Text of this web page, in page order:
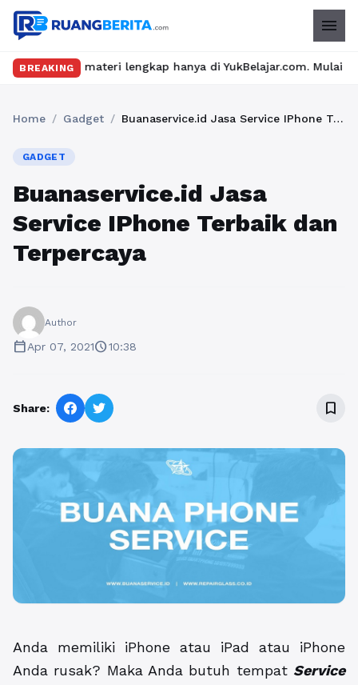
menu
BREAKING
lengkap hanya di YukBelajar.com. Mulai langkah
Home / Gadget / Buanaservice.id Jasa Service IPhone Terbaik dan Terpercaya
GADGET
Buanaservice.id Jasa
Service IPhone Terbaik dan
Terpercaya
Author
calendar_todayApr 07, 2021schedule10:38
Share: bookmark_border
Anda memiliki iPhone atau iPad atau iPhone
Anda rusak? Maka Anda butuh tempat Service